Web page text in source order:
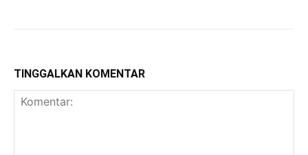
TINGGALKAN KOMENTAR